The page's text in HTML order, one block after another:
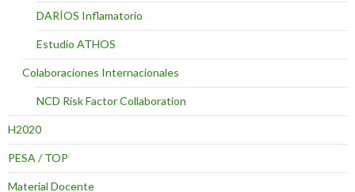
DARÍOS Inflamatorio
Estudio ATHOS
Colaboraciones Internacionales
NCD Risk Factor Collaboration
H2020
PESA / TOP
Material Docente